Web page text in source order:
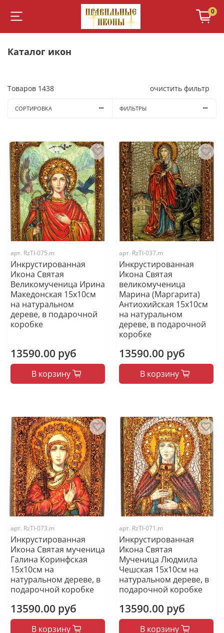
0
Каталог икон
Товаров 1438 очистить фильтр
СОРТИРОВКА ФИЛЬТРЫ
арт. RzTI-075.m
Инкрустированная
Икона Святая
Великомученица Ирина
Македонская 15х10см
на натуральном
дереве, в подарочной
коробке
13590.00 руб
В корзину
арт. RzTI-037.m
Инкрустированная
Икона Святая
великомученица
Марина (Маргарита)
Антиохийская 15х10см
на натуральном
дереве, в подарочной
коробке
13590.00 руб
В корзину
арт. RzTI-073.m
Инкрустированная
Икона Святая мученица
Галина Коринфская
15х10см на
натуральном дереве, в
подарочной коробке
13590.00 руб
В корзину
арт. RzTI-071.m
Инкрустированная
Икона Святая
Мученица Людмила
Чешская 15х10см на
натуральном дереве, в
подарочной коробке
13590.00 руб
В корзину